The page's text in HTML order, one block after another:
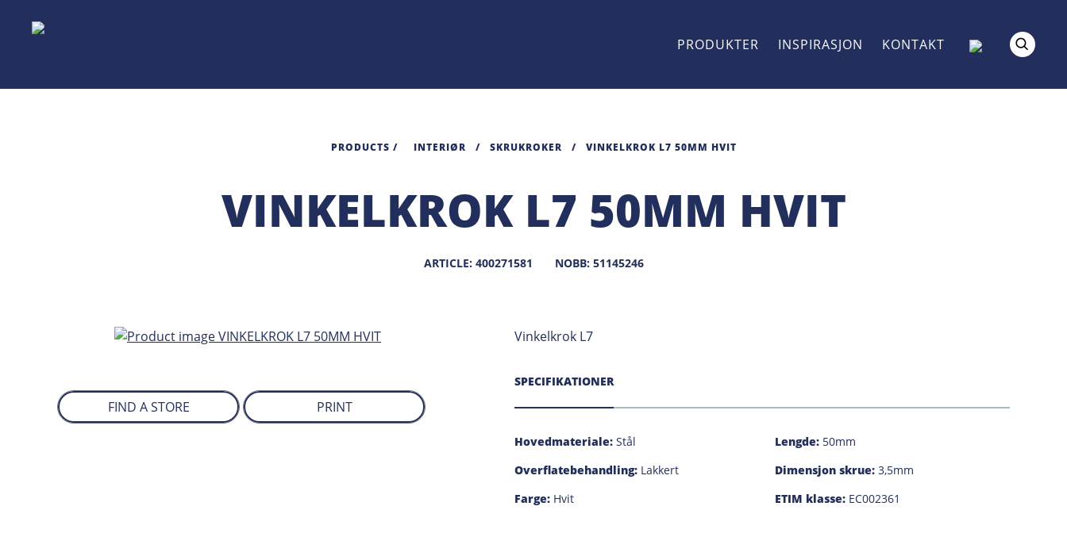
PRODUKTER INSPIRASJON KONTAKT
PRODUCTS / INTERIØR / SKRUKROKER / VINKELKROK L7 50MM HVIT
VINKELKROK L7 50MM HVIT
ARTICLE: 400271581 NOBB: 51145246
FIND A STORE PRINT
Vinkelkrok L7
SPECIFIKATIONER
Hovedmateriale: Stål
Overflatebehandling: Lakkert
Farge: Hvit
Lengde: 50mm
Dimensjon skrue: 3,5mm
ETIM klasse: EC002361